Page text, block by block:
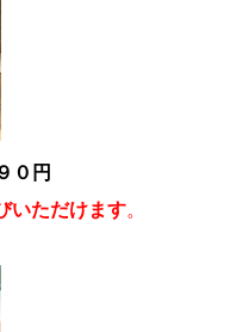
０円
いただけます。